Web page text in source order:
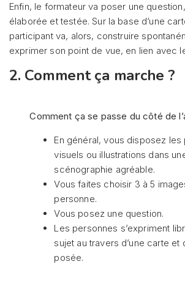
Enfin, le formateur va poser une
élaborée et testée. Sur la base d’une
participant va, alors, construire
exprimer son point de vue, en lien avec
2. Comment ça marche ?
Comment ça se passe du côté de
En général, vous disposez les
visuels ou illustrations dans
scénographie agréable.
Vous faites choisir 3 à 5
personne.
Vous posez une question.
Les personnes s’expriment
sujet au travers d’une carte et
posée.